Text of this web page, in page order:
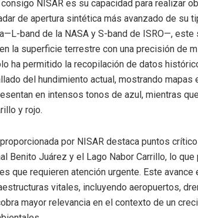
NISAR es su capacidad para realizar
de apertura sintética más avanzado de su
band de la NASA y S-band de ISRO—, este
la superficie terrestre con una precisión de
ha permitido la recopilación de datos
del hundimiento actual, mostrando mapas
en intensos tonos de azul, mientras
y rojo.
por NISAR destaca puntos
Benito Juárez y el Lago Nabor Carrillo, lo
que requieren atención urgente. Este avance
vitales, incluyendo aeropuertos,
mayor relevancia en el contexto de un